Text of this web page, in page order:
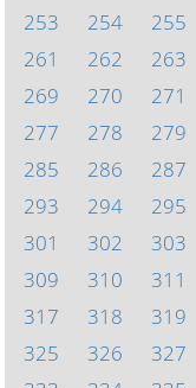
253
254 255
261
262 263
269
270 271
277
278 279
285
286 287
293
294 295
301
302 303
309
310 311
317
318 319
325
326 327